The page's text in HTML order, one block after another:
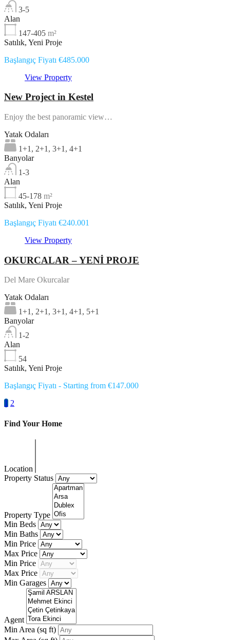
3-5
Alan
147-405 m²
Satılık, Yeni Proje
Başlangıç Fiyatı €485.000
View Property
New Project in Kestel
Enjoy the best panoramic view…
Yatak Odaları
1+1, 2+1, 3+1, 4+1
Banyolar
1-3
Alan
45-178 m²
Satılık, Yeni Proje
Başlangıç Fiyatı €240.001
View Property
OKURCALAR – YENİ PROJE
Del Mare Okurcalar
Yatak Odaları
1+1, 2+1, 3+1, 4+1, 5+1
Banyolar
1-2
Alan
54
Satılık, Yeni Proje
Başlangıç Fiyatı - Starting from €147.000
1 2
Find Your Home
Location
Property Status
Property Type
Min Beds
Min Baths
Min Price
Max Price
Min Price
Max Price
Min Garages
Agent
Min Area (sq ft)